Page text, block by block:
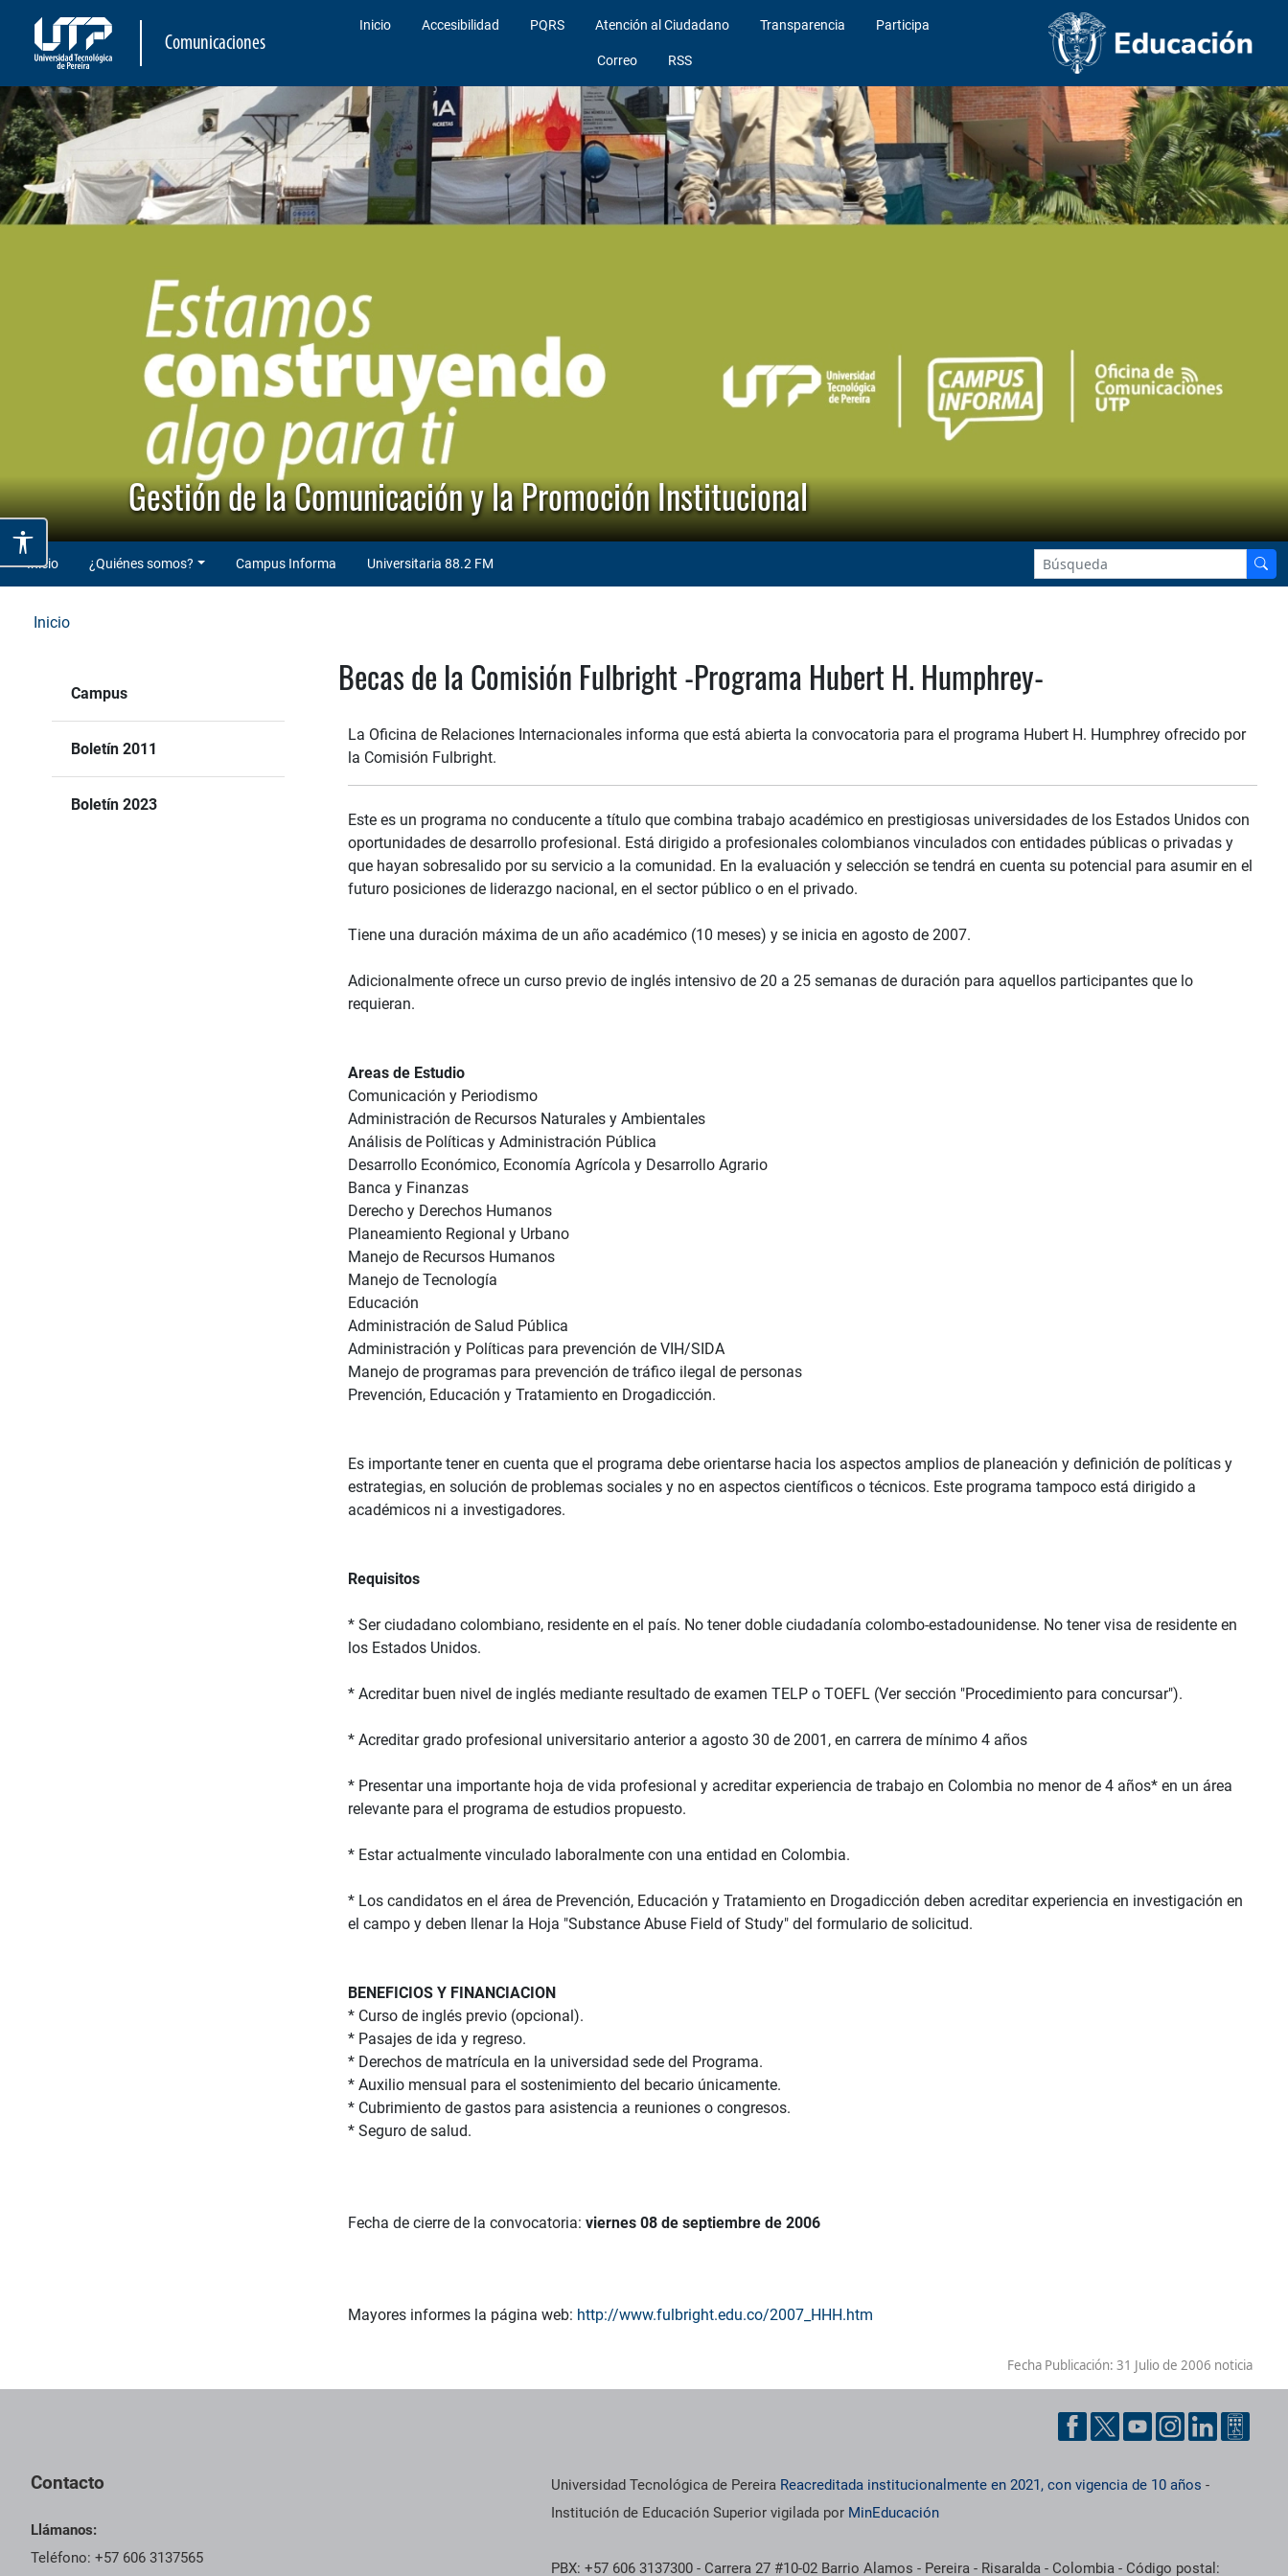
Comunicaciones
Inicio Accesibilidad PQRS Atención al Ciudadano Transparencia Participa
Correo RSS
Gestión de la Comunicación y la Promoción Institucional
Inicio ¿Quiénes somos? Campus Informa Universitaria 88.2 FM
Inicio
Campus
Boletín 2011
Boletín 2023
Becas de la Comisión Fulbright -Programa Hubert H. Humphrey-
La Oficina de Relaciones Internacionales informa que está abierta la convocatoria para el programa Hubert H. Humphrey ofrecido por
la Comisión Fulbright.
Este es un programa no conducente a título que combina trabajo académico en prestigiosas universidades de los Estados Unidos con
oportunidades de desarrollo profesional. Está dirigido a profesionales colombianos vinculados con entidades públicas o privadas y
que hayan sobresalido por su servicio a la comunidad. En la evaluación y selección se tendrá en cuenta su potencial para asumir en el
futuro posiciones de liderazgo nacional, en el sector público o en el privado.
Tiene una duración máxima de un año académico (10 meses) y se inicia en agosto de 2007.
Adicionalmente ofrece un curso previo de inglés intensivo de 20 a 25 semanas de duración para aquellos participantes que lo
requieran.
Areas de Estudio
Comunicación y Periodismo
Administración de Recursos Naturales y Ambientales
Análisis de Políticas y Administración Pública
Desarrollo Económico, Economía Agrícola y Desarrollo Agrario
Banca y Finanzas
Derecho y Derechos Humanos
Planeamiento Regional y Urbano
Manejo de Recursos Humanos
Manejo de Tecnología
Educación
Administración de Salud Pública
Administración y Políticas para prevención de VIH/SIDA
Manejo de programas para prevención de tráfico ilegal de personas
Prevención, Educación y Tratamiento en Drogadicción.
Es importante tener en cuenta que el programa debe orientarse hacia los aspectos amplios de planeación y definición de políticas y
estrategias, en solución de problemas sociales y no en aspectos científicos o técnicos. Este programa tampoco está dirigido a
académicos ni a investigadores.
Requisitos
* Ser ciudadano colombiano, residente en el país. No tener doble ciudadanía colombo-estadounidense. No tener visa de residente en
los Estados Unidos.
* Acreditar buen nivel de inglés mediante resultado de examen TELP o TOEFL (Ver sección "Procedimiento para concursar").
* Acreditar grado profesional universitario anterior a agosto 30 de 2001, en carrera de mínimo 4 años
* Presentar una importante hoja de vida profesional y acreditar experiencia de trabajo en Colombia no menor de 4 años* en un área
relevante para el programa de estudios propuesto.
* Estar actualmente vinculado laboralmente con una entidad en Colombia.
* Los candidatos en el área de Prevención, Educación y Tratamiento en Drogadicción deben acreditar experiencia en investigación en
el campo y deben llenar la Hoja "Substance Abuse Field of Study" del formulario de solicitud.
BENEFICIOS Y FINANCIACION
* Curso de inglés previo (opcional).
* Pasajes de ida y regreso.
* Derechos de matrícula en la universidad sede del Programa.
* Auxilio mensual para el sostenimiento del becario únicamente.
* Cubrimiento de gastos para asistencia a reuniones o congresos.
* Seguro de salud.
Fecha de cierre de la convocatoria: viernes 08 de septiembre de 2006
Mayores informes la página web: http://www.fulbright.edu.co/2007_HHH.htm
Fecha Publicación: 31 Julio de 2006 noticia
Contacto
Llámanos:
Teléfono: +57 606 3137565
Universidad Tecnológica de Pereira Reacreditada institucionalmente en 2021, con vigencia de 10 años -
Institución de Educación Superior vigilada por MinEducación
PBX: +57 606 3137300 - Carrera 27 #10-02 Barrio Alamos - Pereira - Risaralda - Colombia - Código postal: